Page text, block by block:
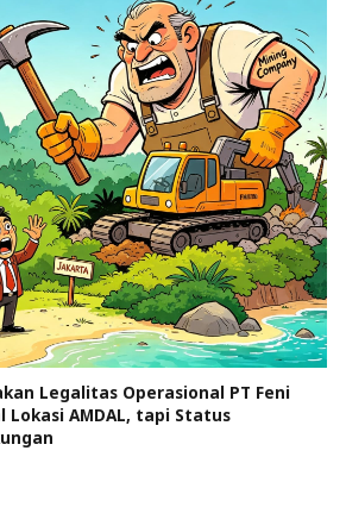
Legalitas Operasional PT Feni
Lokasi AMDAL, tapi Status